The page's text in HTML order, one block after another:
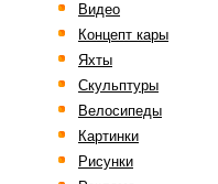
Видео
Концепт кары
Яхты
Скульптуры
Велосипеды
Картинки
Рисунки